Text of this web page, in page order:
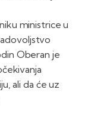
ministrice u
Oberan je
ali da će uz